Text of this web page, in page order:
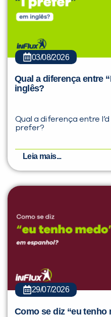
03/08/2026
Qual a diferença entre
inglês?
Qual a diferença entre I’d
prefer?
Leia mais...
29/07/2026
Como se diz “eu tenho